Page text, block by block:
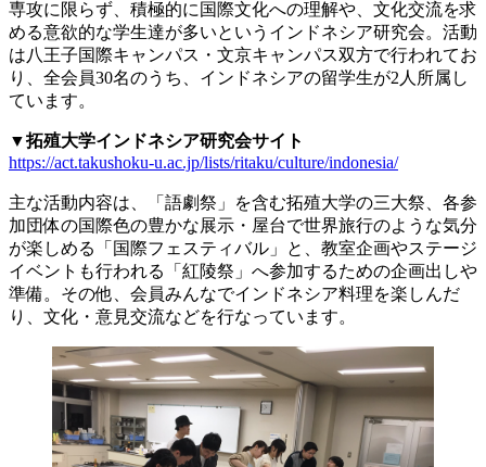
専攻に限らず、積極的に国際文化への理解や、文化交流を求
める意欲的な学生達が多いというインドネシア研究会。活動
は八王子国際キャンパス・文京キャンパス双方で行われてお
り、全会員30名のうち、インドネシアの留学生が2人所属し
ています。
▼拓殖大学インドネシア研究会サイト
https://act.takushoku-u.ac.jp/lists/ritaku/culture/indonesia/
主な活動内容は、「語劇祭」を含む拓殖大学の三大祭、各参
加団体の国際色の豊かな展示・屋台で世界旅行のような気分
が楽しめる「国際フェスティバル」と、教室企画やステージ
イベントも行われる「紅陵祭」へ参加するための企画出しや
準備。その他、会員みんなでインドネシア料理を楽しんだ
り、文化・意見交流などを行なっています。